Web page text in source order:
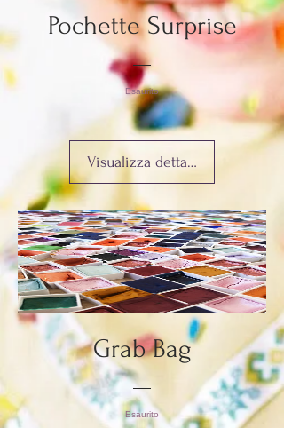
Pochette Surprise
Esaurito
Visualizza dettagli
Grab Bag
Esaurito